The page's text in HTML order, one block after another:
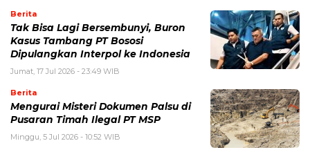
Berita
Tak Bisa Lagi Bersembunyi, Buron
Kasus Tambang PT Bososi
Dipulangkan Interpol ke Indonesia
Jumat, 17 Jul 2026 - 23:49 WIB
Berita
Mengurai Misteri Dokumen Palsu di
Pusaran Timah Ilegal PT MSP
Minggu, 5 Jul 2026 - 10:52 WIB